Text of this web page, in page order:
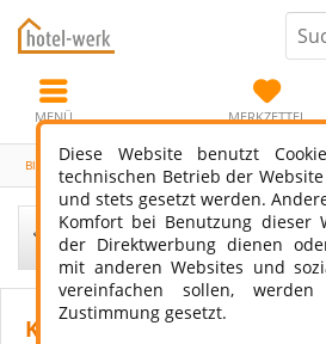
MERKZETTEL
MENÜ
Blog
Filtern
Kühltechniken bei Hotel
Diese Website benutzt
technischen Betrieb der
und stets gesetzt werden.
Komfort bei Benutzung dieser
der Direktwerbung dienen
mit anderen Websites und
vereinfachen sollen,
Zustimmung gesetzt.